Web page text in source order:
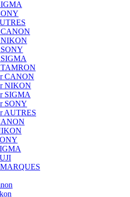
CANON
NIKON
SIGMA
TAMRON
CANON
NIKON
SIGMA
SONY
AUTRES